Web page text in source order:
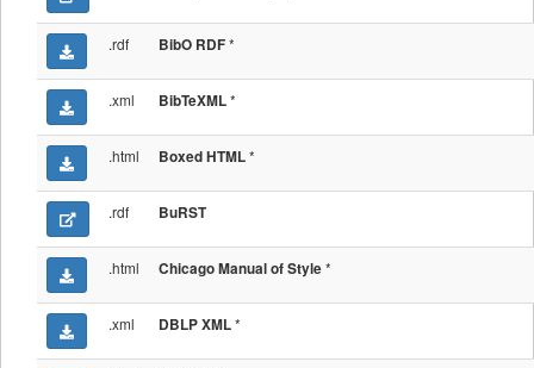
.rdf BibO RDF*
.xml BibTeXML*
.html Boxed HTML*
.rdf BuRST
.html Chicago Manual of Style*
.xml DBLP XML*